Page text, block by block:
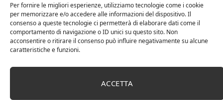
Per fornire le migliori esperienze, utilizziamo tecnologie come i cookie
per memorizzare e/o accedere alle informazioni del dispositivo. Il
consenso a queste tecnologie ci permetterà di elaborare dati come il
comportamento di navigazione o ID unici su questo sito. Non
acconsentire o ritirare il consenso può influire negativamente su alcune
caratteristiche e funzioni.
ACCETTA